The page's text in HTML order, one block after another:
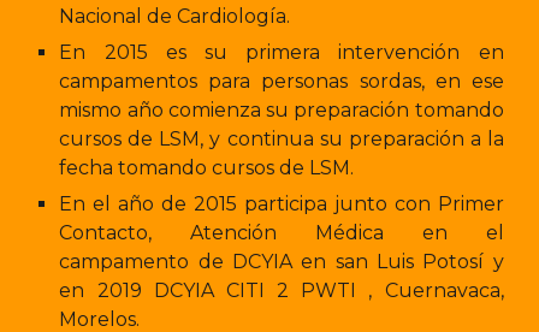
Nacional de Cardiología.
En 2015 es su primera intervención en
campamentos para personas sordas, en ese
mismo año comienza su preparación tomando
cursos de LSM, y continua su preparación a la
fecha tomando cursos de LSM.
En el año de 2015 participa junto con Primer
Contacto, Atención Médica en el
campamento de DCYIA en san Luis Potosí y
en 2019 DCYIA CITI 2 PWTI , Cuernavaca,
Morelos.